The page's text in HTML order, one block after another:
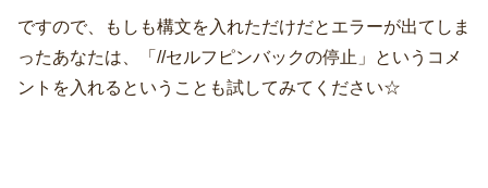
ですので、もしも構文を入れただけだとエラーが出てしま
ったあなたは、「//セルフピンバックの停止」というコメ
ントを入れるということも試してみてください☆